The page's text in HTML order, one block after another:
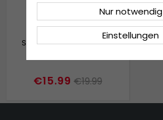
Schals - Gårda Women's
€15.99 €19.99
Einstellungen
Nur notwendig